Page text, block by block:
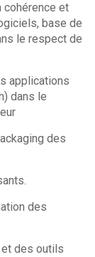
cohérence et
base de
le respect de
applications
dans le
des
des
des outils